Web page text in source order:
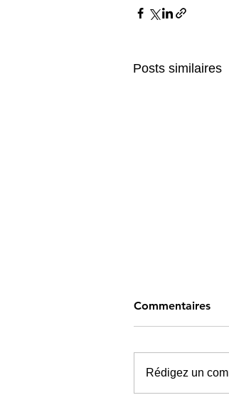
Posts similaires
Commentaires
Rédigez un